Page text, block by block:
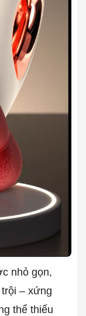
nhỏ gọn,
– xứng
thể thiếu